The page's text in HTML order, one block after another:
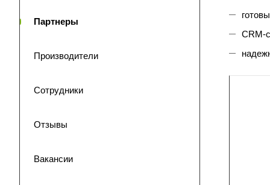
CRM-
Партнеры
Производители
Сотрудники
Отзывы
Вакансии